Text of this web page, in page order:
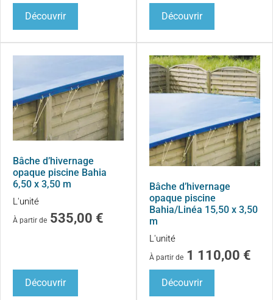
Découvrir Découvrir
Bâche d’hivernage
opaque piscine Bahia
6,50 x 3,50 m
L'unité
À partir de 535,00 €
Découvrir
Bâche d’hivernage
opaque piscine
Bahia/Linéa 15,50 x 3,50
m
L'unité
À partir de 1 110,00 €
Découvrir